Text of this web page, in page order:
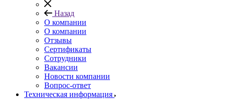
Назад
О компании
О компании
Отзывы
Сертификаты
Сотрудники
Вакансии
Новости компании
Вопрос-ответ
Техническая информация